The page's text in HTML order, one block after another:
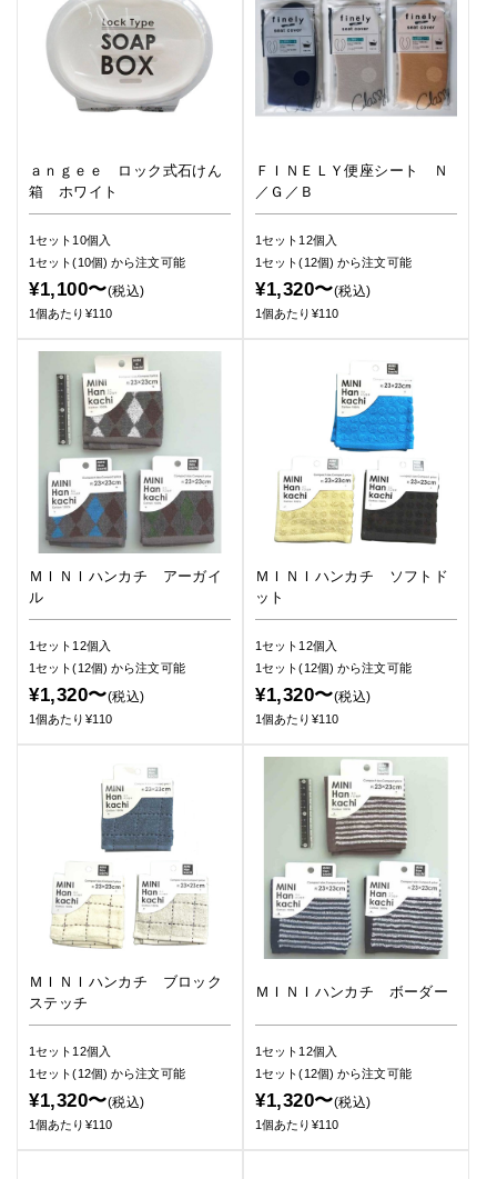
ａｎｇｅｅ ロック式石けん
箱 ホワイト
1セット10個入
1セット(10個)から注文可能
¥1,100〜(税込)
1個あたり¥110
ＦＩＮＥＬＹ便座シート Ｎ
／Ｇ／Ｂ
1セット12個入
1セット(12個)から注文可能
¥1,320〜(税込)
1個あたり¥110
ＭＩＮＩハンカチ アーガイ
ル
1セット12個入
1セット(12個)から注文可能
¥1,320〜(税込)
1個あたり¥110
ＭＩＮＩハンカチ ソフトド
ット
1セット12個入
1セット(12個)から注文可能
¥1,320〜(税込)
1個あたり¥110
ＭＩＮＩハンカチ ブロック
ステッチ
1セット12個入
1セット(12個)から注文可能
¥1,320〜(税込)
1個あたり¥110
ＭＩＮＩハンカチ ボーダー
1セット12個入
1セット(12個)から注文可能
¥1,320〜(税込)
1個あたり¥110